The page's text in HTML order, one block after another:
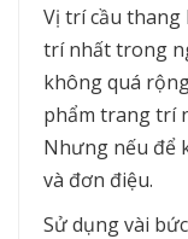
Vị trí cầu
trí nhất trong
không quá
phẩm trang trí
Nhưng nếu để
và đơn điệu.
Sử dụng vài